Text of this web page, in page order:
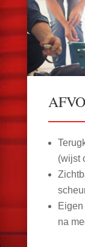
(wijst
na